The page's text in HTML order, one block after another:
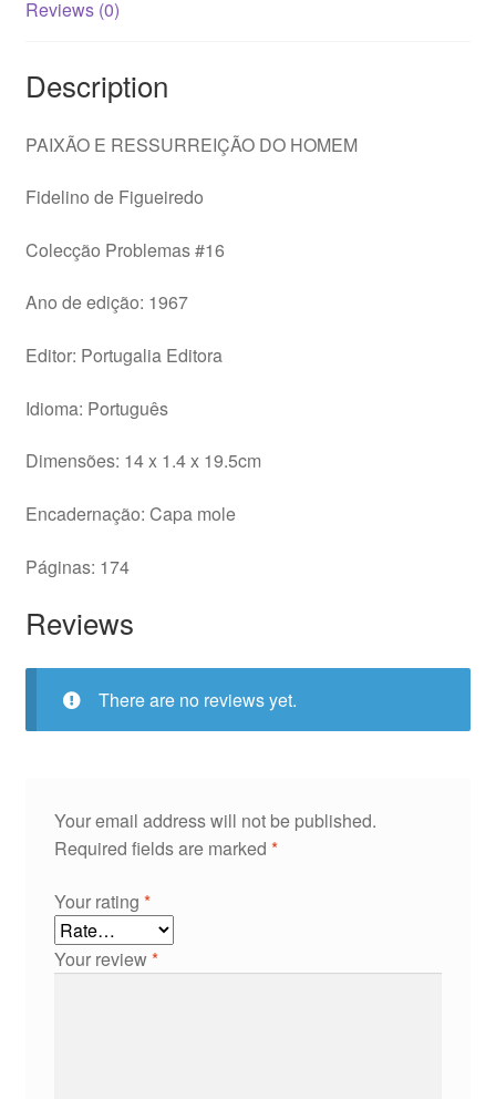
Reviews (0)
Description
PAIXÃO E RESSURREIÇÃO DO HOMEM
Fidelino de Figueiredo
Colecção Problemas #16
Ano de edição: 1967
Editor: Portugalia Editora
Idioma: Português
Dimensões: 14 x 1.4 x 19.5cm
Encadernação: Capa mole
Páginas: 174
Reviews
There are no reviews yet.
Your email address will not be published.
Required fields are marked *
Your rating *
Your review*